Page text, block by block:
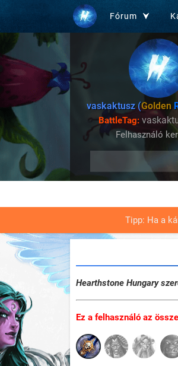
Fórum
vaskaktusz (Golden
BattleTag:
Felhasználó
Tipp: Ha a
Hearthstone Hungary
Ez a felhasználó az